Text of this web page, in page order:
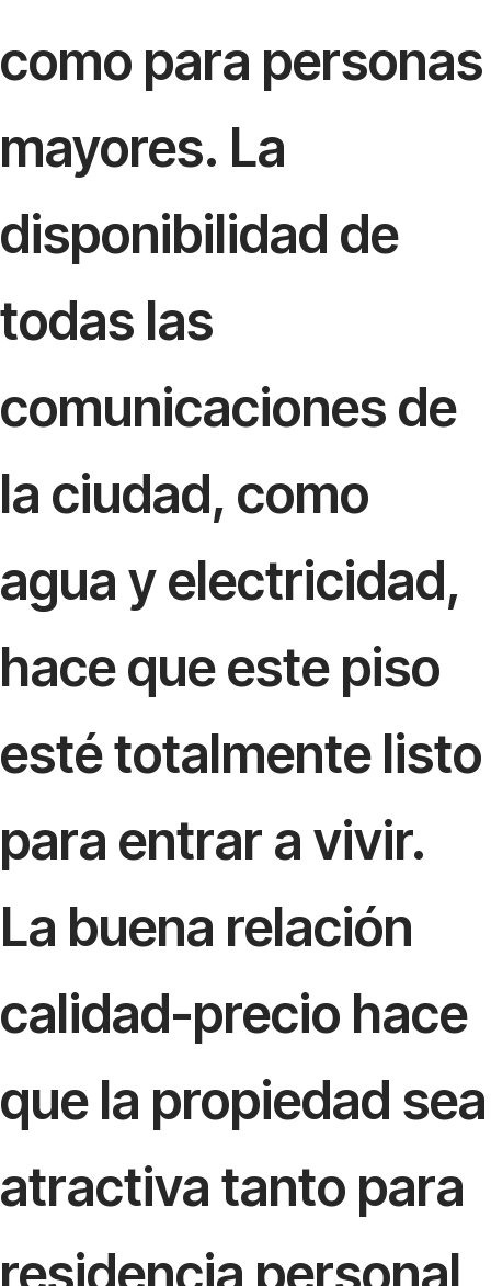
como para personas
mayores. La
disponibilidad de
todas las
comunicaciones de
la ciudad, como
agua y electricidad,
hace que este piso
esté totalmente listo
para entrar a vivir.
La buena relación
calidad-precio hace
que la propiedad sea
atractiva tanto para
residencia personal